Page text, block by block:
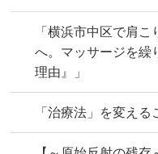
「横浜市中区で肩
へ。マッサージを繰
理由』」
「治療法」を変え